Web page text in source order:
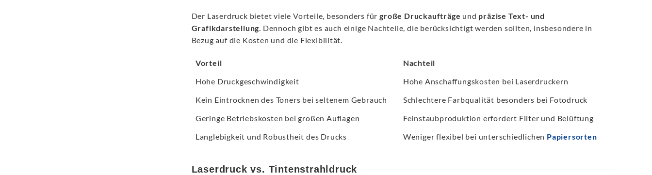
Der Laserdruck bietet viele Vorteile, besonders fürgroße Druckaufträge und präzise Text- und
Grafikdarstellung. Dennoch gibt es auch einige Nachteile, die berücksichtigt werden sollten, insbesondere in
Bezug auf die Kosten und die Flexibilität.
Vorteil
Nachteil
Hohe Druckgeschwindigkeit
Hohe Anschaffungskosten bei Laserdruckern
Kein Eintrocknen des Toners bei seltenem Gebrauch
Schlechtere Farbqualität besonders bei Fotodruck
Geringe Betriebskosten bei großen Auflagen
Feinstaubproduktion erfordert Filter und Belüftung
Langlebigkeit und Robustheit des Drucks
Weniger flexibel bei unterschiedlichen Papiersorten
Laserdruck vs. Tintenstrahldruck